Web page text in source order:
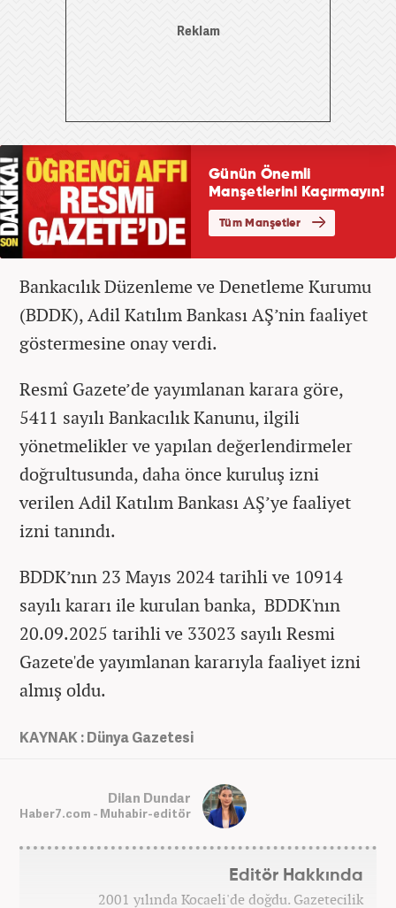
Bankacılık Düzenleme ve Denetleme Kurumu
(BDDK), Adil Katılım Bankası AŞ’nin faaliyet
göstermesine onay verdi.
Resmî Gazete’de yayımlanan karara göre,
5411 sayılı Bankacılık Kanunu, ilgili
yönetmelikler ve yapılan değerlendirmeler
doğrultusunda, daha önce kuruluş izni
verilen Adil Katılım Bankası AŞ’ye faaliyet
izni tanındı.
BDDK’nın 23 Mayıs 2024 tarihli ve 10914
sayılı kararı ile kurulan banka, BDDK'nın
20.09.2025 tarihli ve 33023 sayılı Resmi
Gazete'de yayımlanan kararıyla faaliyet izni
almış oldu.
KAYNAK : Dünya Gazetesi
Dilan Dundar
Haber7.com - Muhabir-editör
Editör Hakkında
2001 yılında Kocaeli'de doğdu. Gazetecilik